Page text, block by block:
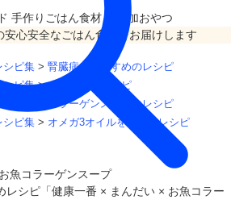
手作りごはん食材
無添加おやつ
心安全なごはん食材をお届けします
シピ集 > 腎臓病におすすめのレシピ
シピ集 >まんだいのレシピ
ピ集
コラーゲンスープのレシピ
シピ集 > オメガ3オイルを使ったレシピ
魚コラーゲンスープ